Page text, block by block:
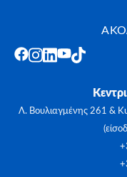
Λ. Βουλιαγμένης